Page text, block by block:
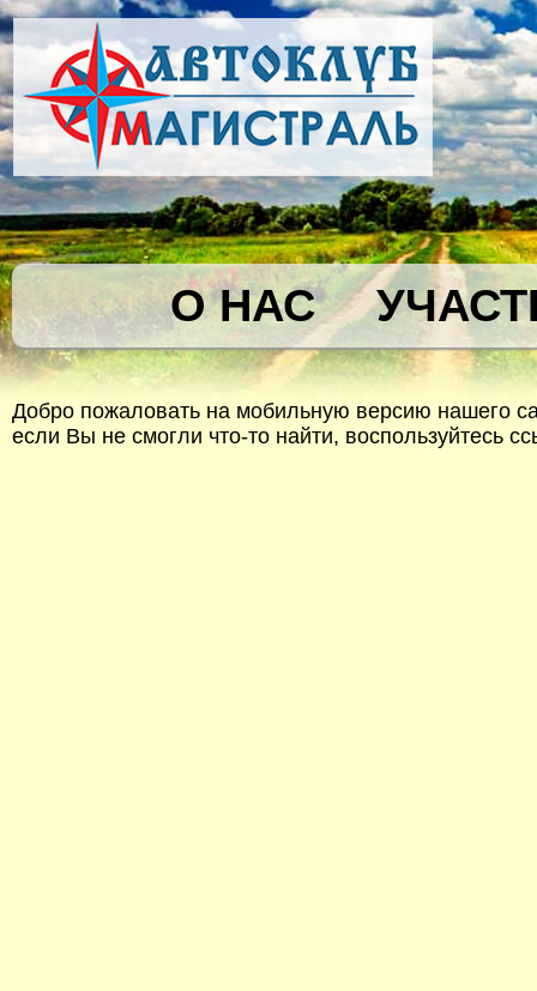
О НАС
Добро пожаловать на мобильную версию нашего
если Вы не смогли что-то найти, воспользуйтесь